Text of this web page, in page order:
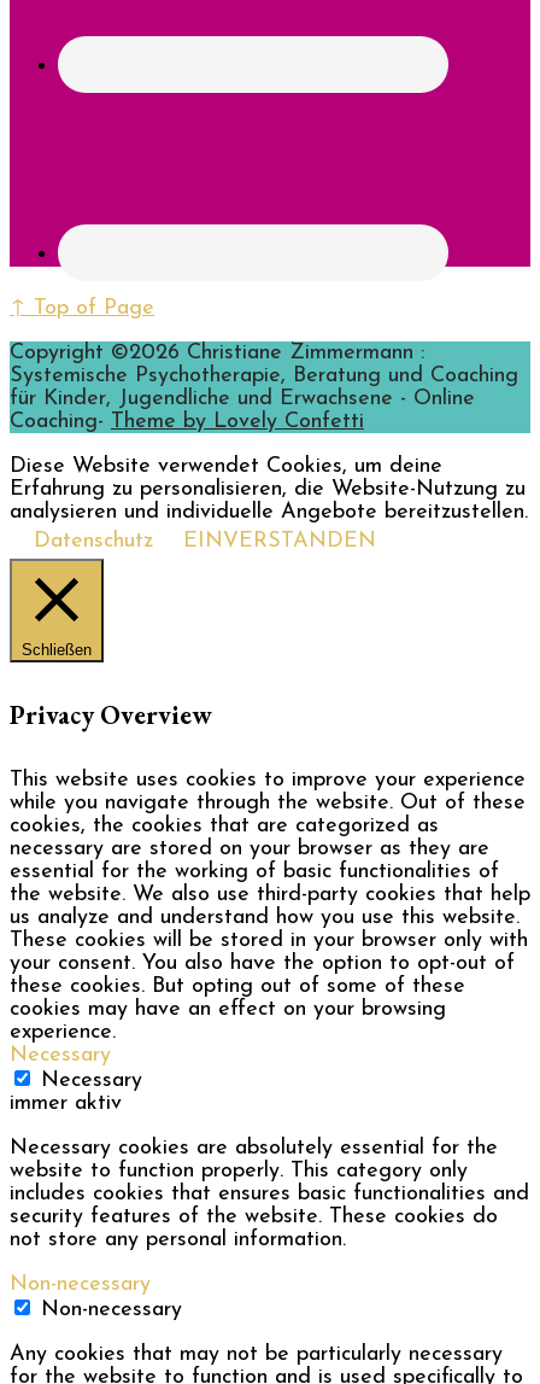
↑ Top of Page
Copyright ©2026 Christiane Zimmermann :
Systemische Psychotherapie, Beratung und Coaching
für Kinder, Jugendliche und Erwachsene - Online
Coaching- Theme by Lovely Confetti
Diese Website verwendet Cookies, um deine
Erfahrung zu personalisieren, die Website-Nutzung zu
analysieren und individuelle Angebote bereitzustellen.
Datenschutz
EINVERSTANDEN
Schließen
Privacy Overview
This website uses cookies to improve your experience
while you navigate through the website. Out of these
cookies, the cookies that are categorized as
necessary are stored on your browser as they are
essential for the working of basic functionalities of
the website. We also use third-party cookies that help
us analyze and understand how you use this website.
These cookies will be stored in your browser only with
your consent. You also have the option to opt-out of
these cookies. But opting out of some of these
cookies may have an effect on your browsing
experience.
Necessary
Necessary
immer aktiv
Necessary cookies are absolutely essential for the
website to function properly. This category only
includes cookies that ensures basic functionalities and
security features of the website. These cookies do
not store any personal information.
Non-necessary
Non-necessary
Any cookies that may not be particularly necessary
for the website to function and is used specifically to